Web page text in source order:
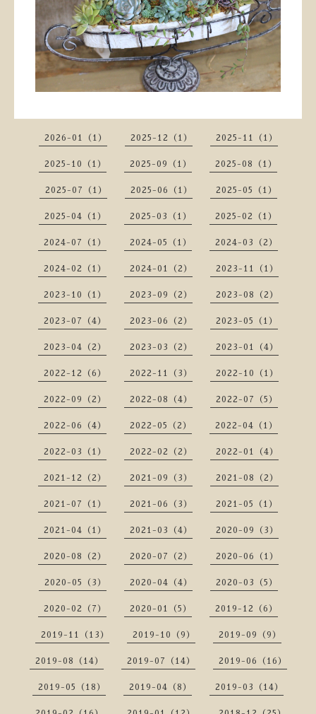
2026-01（1） 2025-12（1） 2025-11（1）
2025-10（1） 2025-09（1） 2025-08（1）
2025-07（1） 2025-06（1） 2025-05（1）
2025-04（1） 2025-03（1） 2025-02（1）
2024-07（1） 2024-05（1） 2024-03（2）
2024-02（1） 2024-01（2） 2023-11（1）
2023-10（1） 2023-09（2） 2023-08（2）
2023-07（4） 2023-06（2） 2023-05（1）
2023-04（2） 2023-03（2） 2023-01（4）
2022-12（6） 2022-11（3） 2022-10（1）
2022-09（2） 2022-08（4） 2022-07（5）
2022-06（4） 2022-05（2） 2022-04（1）
2022-03（1） 2022-02（2） 2022-01（4）
2021-12（2） 2021-09（3） 2021-08（2）
2021-07（1） 2021-06（3） 2021-05（1）
2021-04（1） 2021-03（4） 2020-09（3）
2020-08（2） 2020-07（2） 2020-06（1）
2020-05（3） 2020-04（4） 2020-03（5）
2020-02（7） 2020-01（5） 2019-12（6）
2019-11（13） 2019-10（9） 2019-09（9）
2019-08（14） 2019-07（14） 2019-06（16）
2019-05（18） 2019-04（8） 2019-03（14）